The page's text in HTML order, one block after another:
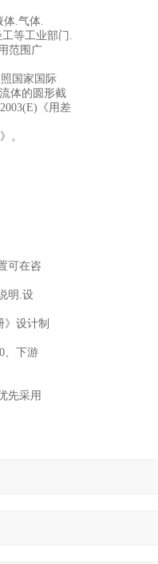
体.气体.
等工业部门.
范围广
国家国际
体的圆形截
《用差
。
可在咨
明.设
》设计制
、下游
先采用